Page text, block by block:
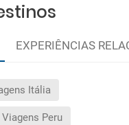
EXPERIÊNCIAS
Itália
Viagens Peru